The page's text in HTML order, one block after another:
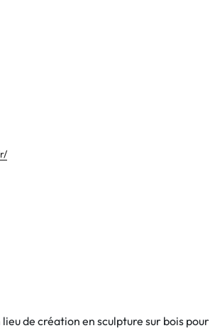
de création en sculpture sur bois pour